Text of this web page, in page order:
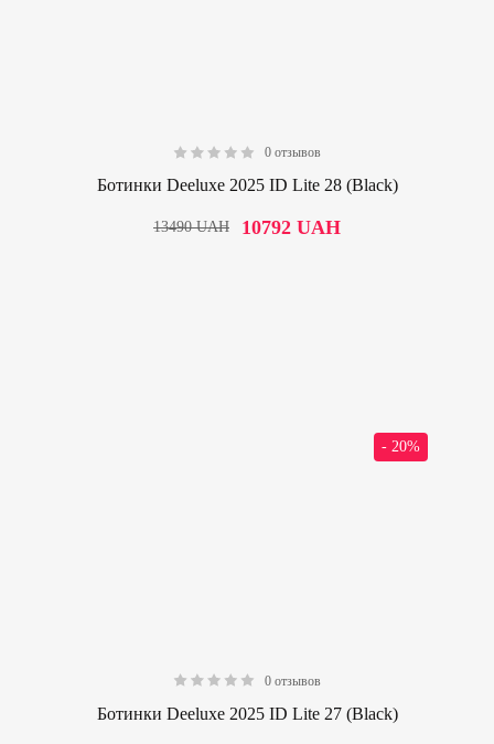
0 отзывов
Ботинки Deeluxe 2025 ID Lite 28 (Black)
10792UAH
13490UAH
- 20%
0 отзывов
Ботинки Deeluxe 2025 ID Lite 27 (Black)